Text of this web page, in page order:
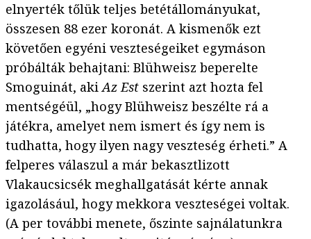
elnyerték tőlük teljes betétállományukat,
összesen 88 ezer koronát. A kismenők ezt
követően egyéni veszteségeiket egymáson
próbálták behajtani: Blühweisz beperelte
Smoguinát, akiAz Est szerint azt hozta fel
mentségéül, „hogy Blühweisz beszélte rá a
játékra, amelyet nem ismert és így nem is
tudhatta, hogy ilyen nagy veszteség érheti.” A
felperes válaszul a már bekasztlizott
Vlakaucsicsék meghallgatását kérte annak
igazolásául, hogy mekkora veszteségei voltak.
(A per további menete, őszinte sajnálatunkra